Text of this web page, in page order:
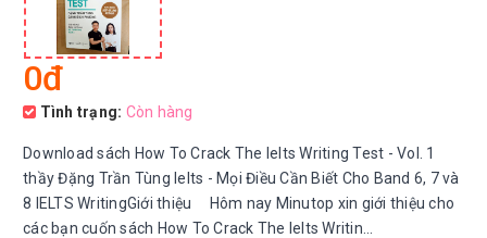
0đ
Tình trạng: Còn hàng
Download sách How To Crack The Ielts Writing Test - Vol. 1
thầy Đặng Trần Tùng Ielts - Mọi Điều Cần Biết Cho Band 6, 7 và
8 IELTS WritingGiới thiệu Hôm nay Minutop xin giới thiệu cho
các bạn cuốn sách How To Crack The Ielts Writin...